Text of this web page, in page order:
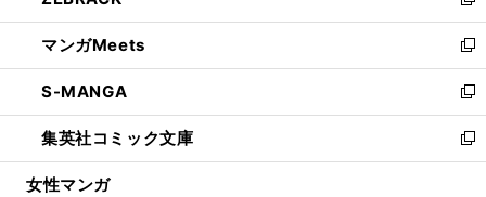
開
く
ウ
で
開
く
ン
ド
ウ
で
開
く
ウ
ィ
ン
ド
ウ
で
開
し
い
ウ
ィ
ン
ド
ウ
マンガMeets
新
し
い
ウ
ィ
ン
S-MANGA
新
し
い
ウ
集英社コミック文庫
新
し
女性マンガ